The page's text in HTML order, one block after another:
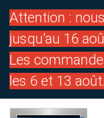
Attention :
jusqu'au 16
Les
les 6 et 13 août.